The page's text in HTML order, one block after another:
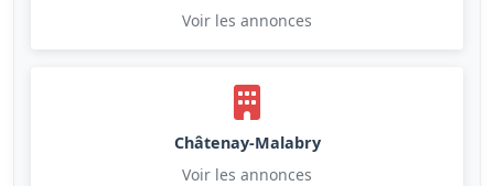
Voir les annonces
Châtenay-Malabry
Voir les annonces